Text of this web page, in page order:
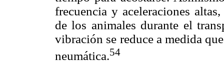
frecuencia y aceleraciones
de los animales durante el
vibración se reduce a medida
neumática.54